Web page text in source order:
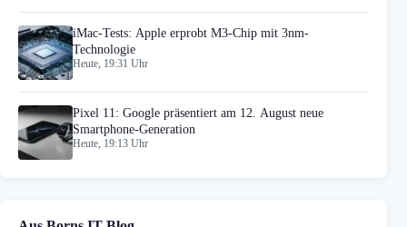
iMac-Tests: Apple erprobt M3-Chip mit 3nm-
Technologie
Heute, 19:31 Uhr
Pixel 11: Google präsentiert am 12. August neue
Smartphone-Generation
Heute, 19:13 Uhr